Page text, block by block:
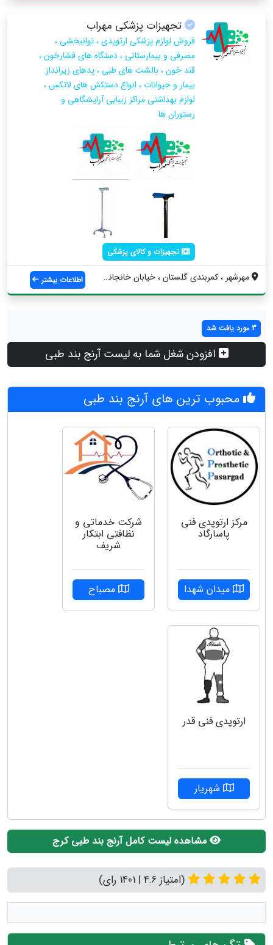
تجهیزات پزشکی مهراب
فروش لوازم پزشکی ارتوپدی ، توانبخشی ،
مصرفی و بیمارستانی ، دستگاه های فشارخون ،
قند خون ، بالشت های طبی ، پدهای زیرانداز
بیمار و حیوانات ، انواع دستکش های لاتکس ،
لوازم بهداشتی مراکز زیبایی آرایشگاهی و
رستوران ها
تجهیزات و کالای پزشکی
مهرشهر ، کمربندی گلستان ، خیابان خانجانی... اطلاعات بیشتر
3 مورد یافت شد
افزودن شغل شما به لیست آرنج بند طبی
محبوب ترین های آرنج بند طبی
مرکز ارتوپدی فنی
پاسارگاد
میدان شهدا
شرکت خدماتی و
نظافتی ابتکار
شریف
مصباح
ارتوپدی فنی قدر
شهریار
مشاهده لیست کامل آرنج بند طبی کرج
(امتیاز 4.6 | 1401 رای)